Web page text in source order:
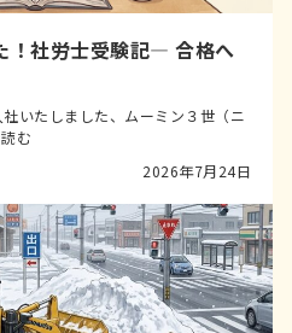
！社労士受験記― 合格へ
いたしました、ムーミン３世（ニ
む
2026年7月24日